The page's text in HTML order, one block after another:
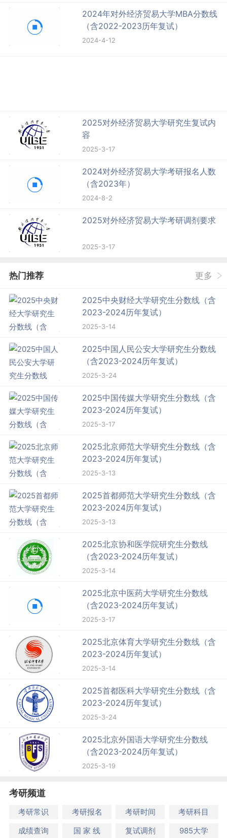
2024年对外经济贸易大学MBA分数线
（含2022-2023历年复试）
2024-4-12
2025对外经济贸易大学研究生复试内
容
2025-3-17
2024对外经济贸易大学考研报名人数
（含2023年）
2024-8-2
2025对外经济贸易大学考研调剂要求
2025-3-17
热门推荐 更多
2025中央财经大学研究生分数线（含
2023-2024历年复试）
2025-3-14
2025中国人民公安大学研究生分数线
（含2023-2024历年复试）
2025-3-24
2025中国传媒大学研究生分数线（含
2023-2024历年复试）
2025-3-17
2025北京师范大学研究生分数线（含
2023-2024历年复试）
2025-3-13
2025首都师范大学研究生分数线（含
2023-2024历年复试）
2025-3-13
2025北京协和医学院研究生分数线
（含2023-2024历年复试）
2025-3-14
2025北京中医药大学研究生分数线
（含2023-2024历年复试）
2025-3-17
2025北京体育大学研究生分数线（含
2023-2024历年复试）
2025-3-14
2025首都医科大学研究生分数线（含
2023-2024历年复试）
2025-3-24
2025北京外国语大学研究生分数线
（含2023-2024历年复试）
2025-3-19
考研频道
考研常识 考研报名 考研时间
考研科目
成绩查询
国 家 线 复试调剂 985大学